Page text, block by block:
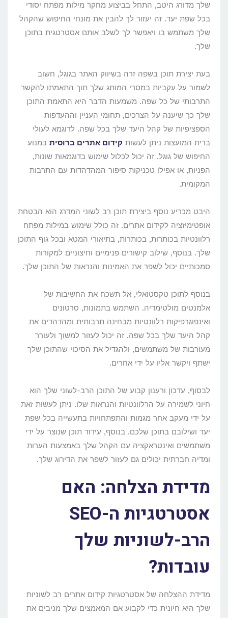
שלך מדורג היטב, התחל בביצוע מחקר מילות מפתח יסודי
בכל שפת יעד. זה יעזור לך להבין את מונחי החיפוש שהקהל
שלך משתמש בו ויאפשר לך לשלב אותם אסטרטגית בתוכן
שלך.
בעת יצירת תוכן בשפה זרה בשיווק האתר בגוגל, חשוב
לשמור על עקביות במסרי המותג שלך תוך התאמתו להקשר
התרבותי של כל שפה. משמעות הדבר היא התאמת התוכן
שלך כך שיענה על הצרכים, תחומי העניין וההעדפות
הספציפיות של קהל היעד שלך בכל שפה. לדוגמא לעולי
ברית המועצות ניתן לעשות קידום אתרים ברוסית במנוע
החיפוש של גוגל. זה יכול לכלול שימוש בדוגמאות שונות,
הפניות, או אפילו טכניקות סיפור המהדהדות עם התרבות
המקומית.
היבט מכריע נוסף ביצירת תוכן רב לשוני המדרג הוא הבטחת
אופטימיזציה לקידום אתרים. זה כולל שימוש במילות מפתח
רלוונטיות בכותרות, בכותרות, בתיאורי המטא ובכל גוף התוכן
שלך. בנוסף, שילוב קישורים פנימיים וחיצוניים למקורות
סמכותיים יכול לשפר את האמינות והנראות של התוכן שלך.
בנוסף לתוכן טקסטואלי, אל תשכח את החשיבות של
אלמנטים מולטימדיה. השתמש בתמונות, סרטונים
ואינפוגרפיקות רלוונטיות מבחינה תרבותית ומהדהדים את
קהל היעד שלך בכל שפה. זה יכול לעזור למשוך ולעורר
מעורבות של משתמשים, ולהגדיל את הסיכוי שהתוכן שלך
ישתף ויקשר אליו על ידי אחרים.
לבסוף, עדכון ורענון קבוע של התוכן הרב-לשוני שלך הוא
חיוני לשמירה על הרלוונטיות והנראות שלו. ניתן לעשות זאת
על ידי מעקב אחר מגמות והתפתחויות בתעשייה בכל שפת
יעד ושילובם בתוכן שלכם. בנוסף, עידוד תוכן שנוצר על ידי
משתמשים ואינטראקציה עם הקהל שלך באמצעות הערות
ומדיה חברתית יכולים גם לעזור לשפר את הדירוג שלך.
מדידת הצלחה: האם
אסטרטגיות ה-SEO
הרב-לשוניות שלך
עובדות?
מדידת ההצלחה של אסטרטגיות קידום אתרים רב לשוניות
שלך היא חיונית כדי לקבוע אם המאמצים שלך מניבים את